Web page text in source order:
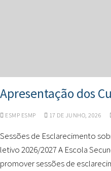
Apresentação dos
ESMP ESMP 17 DE JUNHO, 2026
Sessões de Esclarecimento
letivo 2026/2027 A Escola
promover sessões de